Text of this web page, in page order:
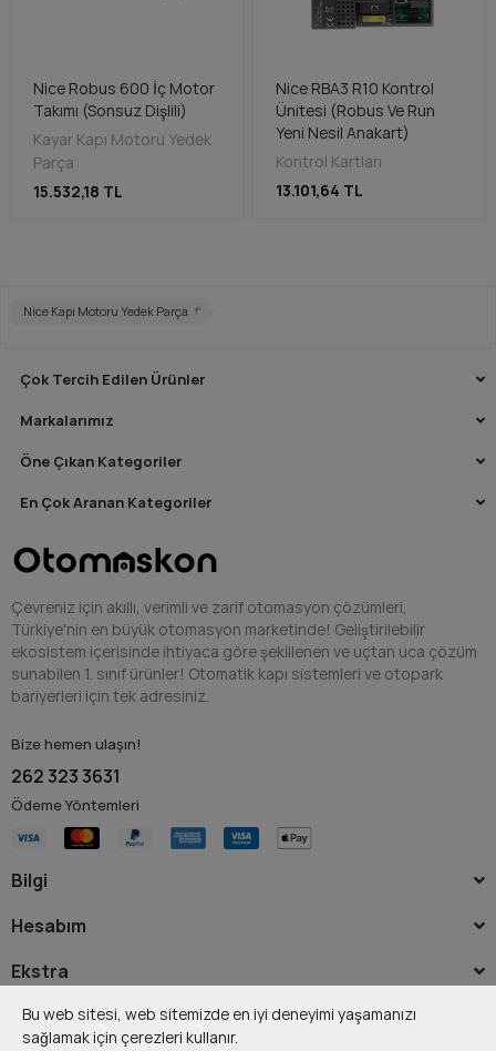
Nice Robus 600 İç Motor
Takımı (Sonsuz Dişlili)
Kayar Kapı Motoru Yedek
Parça
15.532,18 TL
Nice RBA3 R10 Kontrol
Ünitesi (Robus Ve Run
Yeni Nesil Anakart)
Kontrol Kartları
13.101,64 TL
Nice Kapı Motoru Yedek Parça
Çok Tercih Edilen Ürünler
Markalarımız
Öne Çıkan Kategoriler
En Çok Aranan Kategoriler
Çevreniz için akıllı, verimli ve zarif otomasyon çözümleri,
Türkiye'nin en büyük otomasyon marketinde! Geliştirilebilir
ekosistem içerisinde ihtiyaca göre şekillenen ve uçtan uca çözüm
sunabilen 1. sınıf ürünler! Otomatik kapı sistemleri ve otopark
bariyerleri için tek adresiniz.
Bize hemen ulaşın!
262 323 3631
Ödeme Yöntemleri
Bilgi
Hesabım
Ekstra
Bu web sitesi, web sitemizde en iyi deneyimi yaşamanızı
sağlamak için çerezleri kullanır.